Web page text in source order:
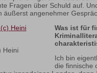
Fragen über Schuld auf.
äußerst angenehmer
Heini
Was ist für
Ich bin
die finnische